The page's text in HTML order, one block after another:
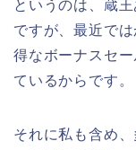
というのは、蔵
ですが、最近で
得なボーナスセ
ているからです。
それに私も含め